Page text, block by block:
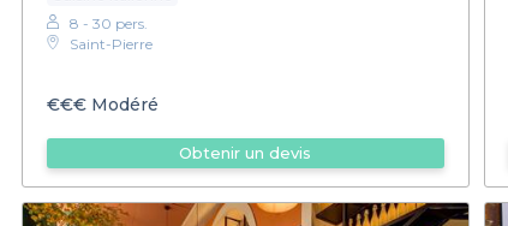
8 - 30 pers.
Saint-Pierre
€€€ Modéré
Obtenir un devis